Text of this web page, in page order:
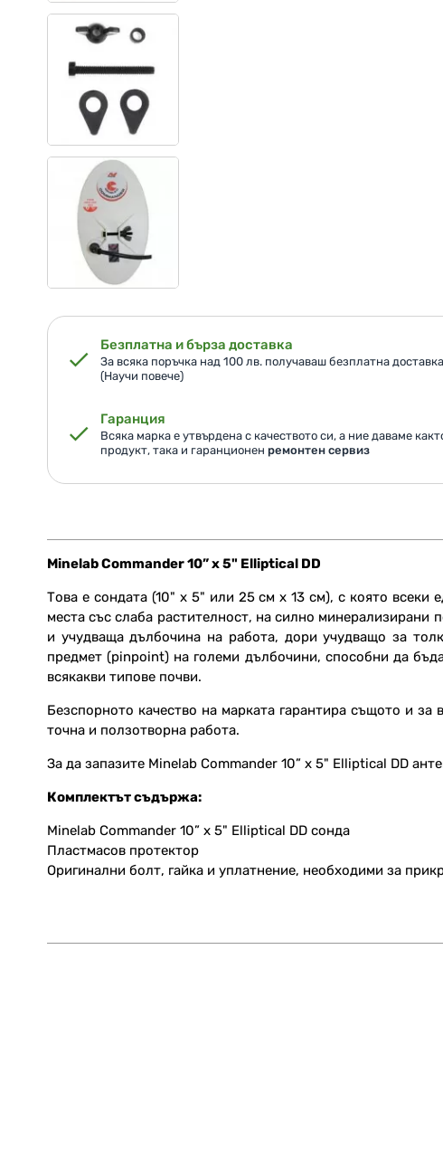
Безплатна и бърза доставка
За всяка поръчка над 100 лв. получаваш безплатна
(Научи повече)
Гаранция
Всяка марка е утвърдена с качеството си, а ние даваме
продукт, така и гаранционен ремонтен сервиз
Minelab Commander 10” x 5" Elliptical DD
Това е сондата (10" x 5" или 25 см х 13 см), с която всеки
места със слаба растителност, на силно минерализирани
и учудваща дълбочина на работа, дори учудващо за
предмет (pinpoint) на големи дълбочини, способни да
всякакви типове почви.
Безспорното качество на марката гарантира същото и
точна и ползотворна работа.
За да запазите Minelab Commander 10” x 5" Elliptical DD
Комплектът съдържа:
Minelab Commander 10” x 5" Elliptical DD сонда
Пластмасов протектор
Оригинални болт, гайка и уплaтнение, необходими за